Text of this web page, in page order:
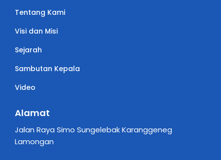
Tentang Kami
Visi dan Misi
Sejarah
Sambutan Kepala
Video
Alamat
Jalan Raya Simo Sungelebak Karanggeneg
Lamongan